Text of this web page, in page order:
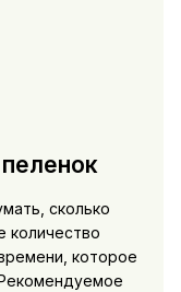
сколько
количество
которое